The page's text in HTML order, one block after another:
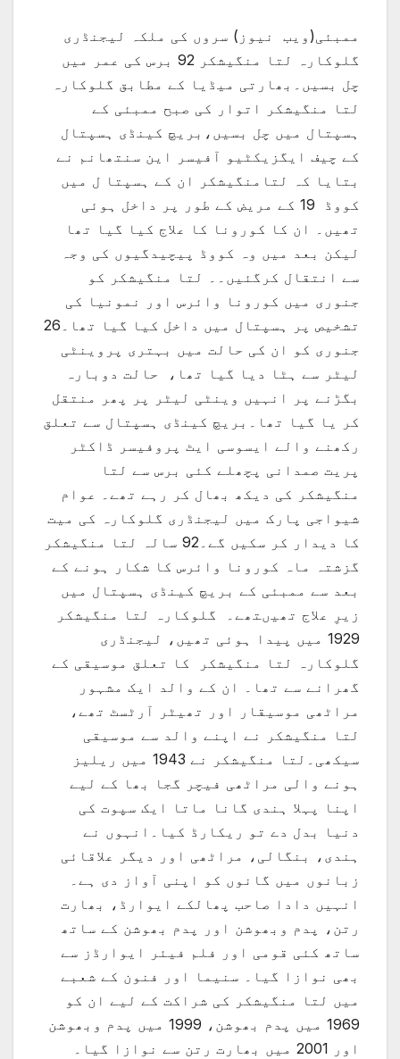
ممبئی(ویب نیوز) سروں کی ملکہ لیجنڈری
گلوکارہ لتا منگیشکر 92 برس کی عمر میں
چل بسیں۔بھارتی میڈیا کے مطابق گلوکارہ
لتا منگیشکر اتوار کی صبح ممبئی کے
ہسپتال میں چل بسیں،بریچ کینڈی ہسپتال
کے چیف ایگزیکٹیو آفیسر این سنتھانم نے
بتایا کہ لتامنگیشکر ان کے ہسپتا ل میں
کووڈ 19 کے مریض کے طور پر داخل ہوئی
تھیں۔ ان کا کورونا کا علاج کیا گیا تھا
لیکن بعد میں وہ کووڈ پیچیدگیوں کی وجہ
سے انتقال کرگئیں۔۔ لتا منگیشکر کو
جنوری میں کورونا وائرس اور نمونیا کی
تشخیص پر ہسپتال میں داخل کیا گیا تھا۔26
جنوری کو ان کی حالت میں بہتری پروینٹی
لیٹر سے ہٹا دیا گیا تھا، حالت دوبارہ
بگڑنے پر انہیں وینٹی لیٹر پر پھر منتقل
کر یا گیا تھا۔بریچ کینڈی ہسپتال سے تعلق
رکھنے والے ایسوسی ایٹ پروفیسر ڈاکٹر
پریت صمدانی پچھلے کئی برس سے لتا
منگیشکر کی دیکھ بھال کر رہے تھے۔ عوام
شیواجی پارک میں لیجنڈری گلوکارہ کی میت
کا دیدار کر سکیں گے۔92 سالہ لتا منگیشکر
گزشتہ ماہ کورونا وائرس کا شکار ہونے کے
بعد سے ممبئی کے بریچ کینڈی ہسپتال میں
زیرِ علاج تھیںتھے۔ گلوکارہ لتا منگیشکر
1929 میں پیدا ہوئی تھیں، لیجنڈری
گلوکارہ لتا منگیشکر کا تعلق موسیقی کے
گھرانے سے تھا۔ ان کے والد ایک مشہور
مراٹھی موسیقار اور تھیٹر آرٹسٹ تھے،
لتا منگیشکر نے اپنے والد سے موسیقی
سیکھی۔لتا منگیشکر نے 1943 میں ریلیز
ہونے والی مراٹھی فیچر گجا بھا کے لیے
اپنا پہلا ہندی گانا ماتا ایک سپوت کی
دنیا بدل دے تو ریکارڈ کیا۔انہوں نے
ہندی، بنگالی، مراٹھی اور دیگر علاقائی
زبانوں میں گانوں کو اپنی آواز دی ہے۔
انہیں دادا صاحب پھالکے ایوارڈ، بھارت
رتن، پدم وبھوشن اور پدم بھوشن کے ساتھ
ساتھ کئی قومی اور فلم فیئر ایوارڈز سے
بھی نوازا گیا۔ سنیما اور فنون کے شعبے
میں لتا منگیشکر کی شراکت کے لیے ان کو
1969 میں پدم بھوشن، 1999 میں پدم وبھوشن
اور 2001 میں بھارت رتن سے نوازا گیا۔